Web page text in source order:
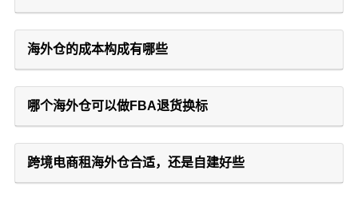
海外仓的成本构成有哪些
哪个海外仓可以做FBA退货换标
跨境电商租海外仓合适，还是自建好些